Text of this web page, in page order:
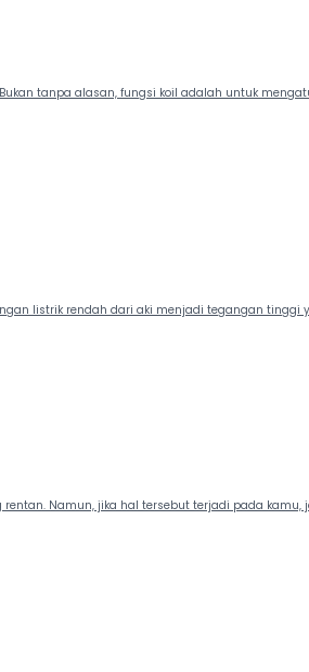
tanpa alasan, fungsi koil adalah untuk
listrik rendah dari aki menjadi tegangan tinggi
Namun, jika hal tersebut terjadi pada kamu,